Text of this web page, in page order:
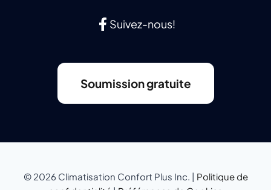
Suivez-nous!
Soumission gratuite
© 2026 Climatisation Confort Plus Inc. | Politique de